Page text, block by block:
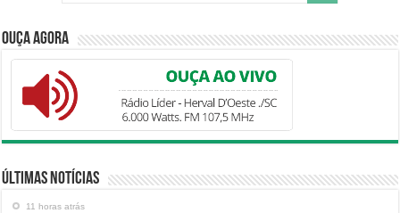
Ouça Agora
Últimas Notícias
11 horas atrás